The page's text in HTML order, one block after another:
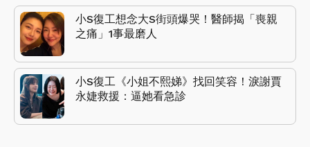
小S復工想念大S街頭爆哭！醫師揭「喪親
之痛」1事最磨人
小S復工《小姐不熙娣》找回笑容！淚謝賈
永婕救援：逼她看急診